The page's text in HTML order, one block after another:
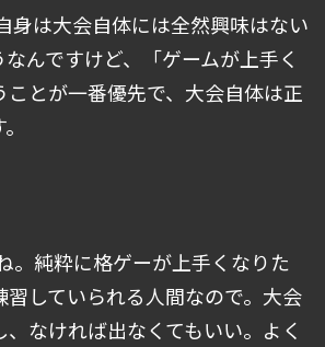
身は大会自体には全然興味はない
んですけど、「ゲームが上手く
ことが一番優先で、大会自体は正
。純粋に格ゲーが上手くなりた
習していられる人間なので。大会
なければ出なくてもいい。よく